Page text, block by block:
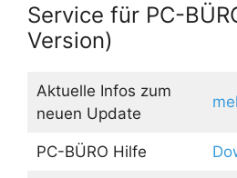
Service für PC-
Version)
Aktuelle Infos zum
neuen Update
PC-BÜRO Hilfe